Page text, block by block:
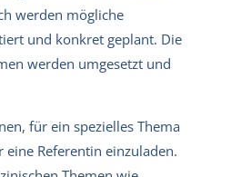
werden mögliche
und konkret geplant. Die
werden umgesetzt und
für ein spezielles Thema
eine Referentin einzuladen.